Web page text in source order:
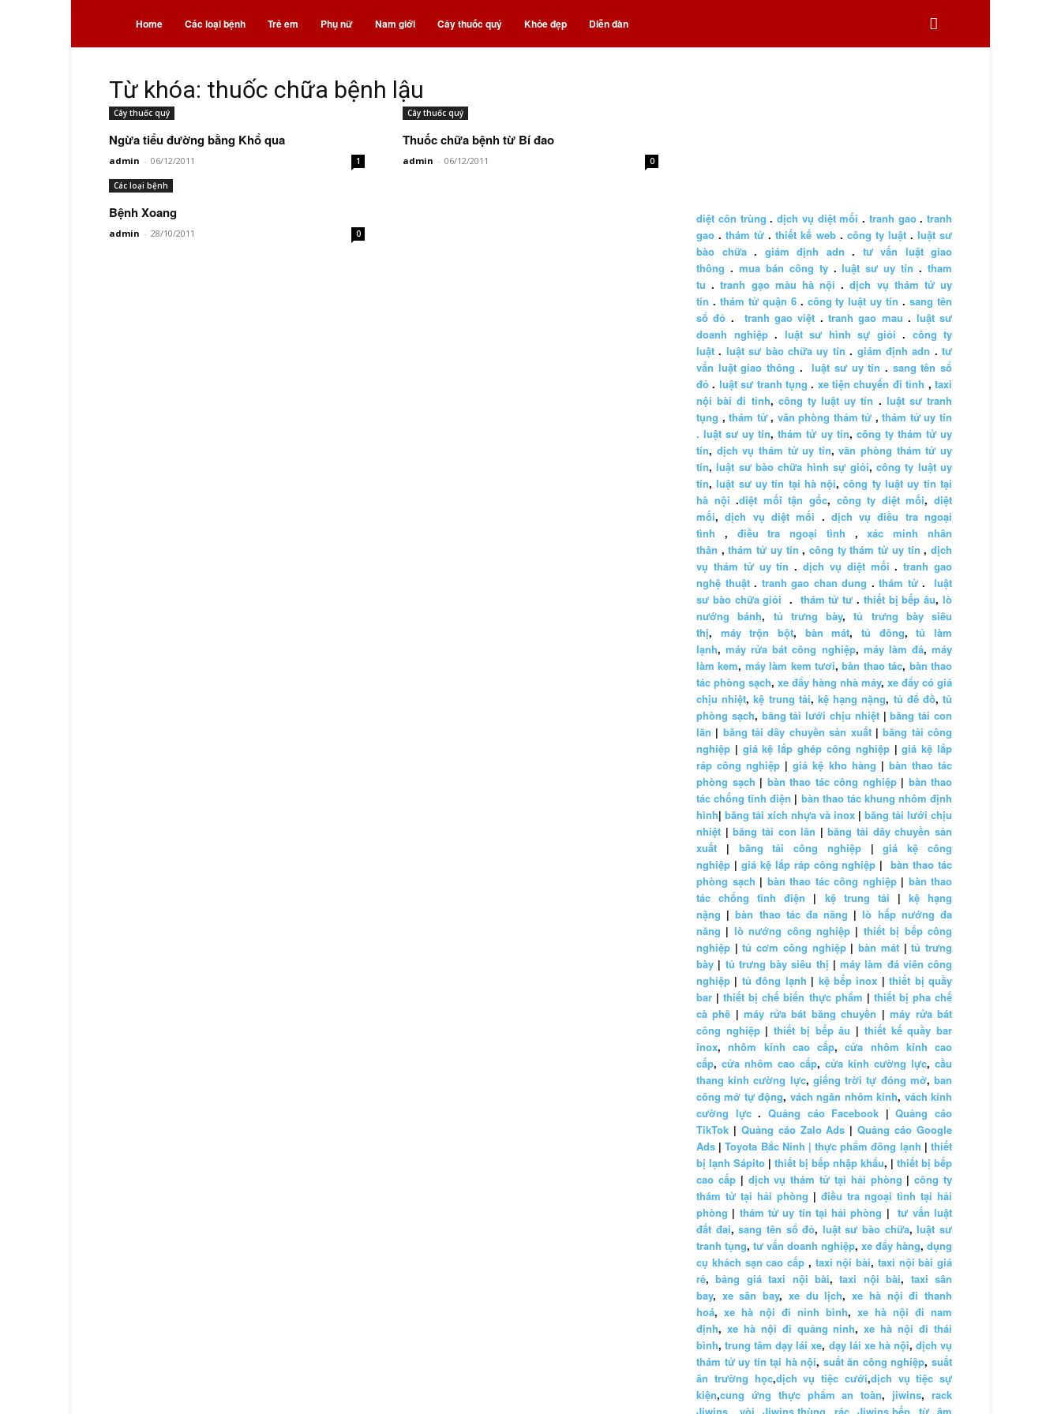
Bệnh
thuốc
Home Các loại bệnh Trẻ em Phụ nữ Nam giới Cây thuốc quý Khỏe đẹp Diễn đàn
Từ khóa: thuốc chữa bệnh lậu
Cây thuốc quý
Ngừa tiểu đường bằng Khổ qua
admin - 06/12/2011 1
Cây thuốc quý
Thuốc chữa bệnh từ Bí đao
admin - 06/12/2011 0
Các loại bệnh
Bệnh Xoang
admin - 28/10/2011 0
diệt côn trùng . dịch vụ diệt mối . tranh gao. tranh
gao .thám tử .thiết kế web. công ty luật.luật sư
bào chữa. giám định adn . tư vấn luật giao
thông . mua bán công ty.luật sư uy tín .tham
tu .tranh gạo màu hà nội .dịch vụ thám tử uy
tín . thám tử quận 6. công ty luật uy tín .sang tên
sổ đỏ . tranh gao việt .tranh gao mau . luật sư
doanh nghiệp. luật sư hình sự giỏi . công ty
luật . luật sư bào chữa uy tín . giám định adn .tư
vấn luật giao thông .luật sư uy tín . sang tên sổ
đỏ . luật sư tranh tụng . xe tiện chuyến đi tỉnh ,taxi
nội bài đi tỉnh, công ty luật uy tín . luật sư tranh
tụng ,thám tử, văn phòng thám tử ,thám tử uy tín
. luật sư uy tín,thám tử uy tín, công ty thám tử uy
tín, dịch vụ thám tử uy tín,văn phòng thám tử uy
tín,luật sư bào chữa hình sự giỏi, công ty luật uy
tín,luật sư uy tín tại hà nội,công ty luật uy tín tại
hà nội.diệt mối tận gốc, công ty diệt mối,diệt
mối,dịch vụ diệt mối . dịch vụ điều tra ngoại
tình , điều tra ngoại tình ,xác minh nhân
thân ,thám tử uy tín ,công ty thám tử uy tín ,dịch
vụ thám tử uy tín .dịch vụ diệt mối .tranh gao
nghệ thuật. tranh gao chan dung . thám tử. luật
sư bào chữa giỏi . thám tử tư . thiết bị bếp âu,lò
nướng bánh, tủ trưng bày,tủ trưng bày siêu
thị, máy trộn bột, bàn mát,tủ đông,tủ làm
lạnh,máy rửa bát công nghiệp, máy làm đá,máy
làm kem, máy làm kem tươi,bàn thao tác, bàn thao
tác phòng sạch, xe đẩy hàng nhà máy, xe đẩy có giá
chịu nhiệt,kệ trung tải, kệ hạng nặng, tủ để đồ,tủ
phòng sạch, băng tải lưới chịu nhiệt|băng tải con
lăn | băng tải dây chuyền sản xuất|băng tải công
nghiệp | giá kệ lắp ghép công nghiệp|giá kệ lắp
ráp công nghiệp |giá kệ kho hàng | bàn thao tác
phòng sạch | bàn thao tác công nghiệp| bàn thao
tác chống tĩnh điện | bàn thao tác khung nhôm định
hình| băng tải xích nhựa và inox | băng tải lưới chịu
nhiệt |băng tải con lăn |băng tải dây chuyền sản
xuất | băng tải công nghiệp|giá kệ công
nghiệp | giá kệ lắp ráp công nghiệp |bàn thao tác
phòng sạch | bàn thao tác công nghiệp| bàn thao
tác chống tĩnh điện | kệ trung tải | kệ hạng
nặng |bàn thao tác đa năng |lò hấp nướng đa
năng | lò nướng công nghiệp | thiết bị bếp công
nghiệp |tủ cơm công nghiệp|bàn mát|tủ trưng
bày | tủ trưng bày siêu thị | máy làm đá viên công
nghiệp | tủ đông lạnh | kệ bếp inox |thiết bị quầy
bar |thiết bị chế biến thực phẩm | thiết bị pha chế
cà phê |máy rửa bát băng chuyền |máy rửa bát
công nghiệp|thiết bị bếp âu | thiết kế quầy bar
inox,nhôm kính cao cấp,cửa nhôm kính cao
cấp, cửa nhôm cao cấp, cửa kính cường lực, cầu
thang kính cường lực, giếng trời tự đóng mở,ban
công mở tự động, vách ngăn nhôm kính, vách kính
cường lực. Quảng cáo Facebook |Quảng cáo
TikTok | Quảng cáo Zalo Ads |Quảng cáo Google
Ads |Toyota Bắc Ninh | thực phẩm đông lạnh |thiết
bị lạnh Sápito | thiết bị bếp nhập khẩu, | thiết bị bếp
cao cấp| dịch vụ thám tử tại hải phòng |công ty
thám tử tại hải phòng | điều tra ngoại tình tại hải
phòng | thám tử uy tín tại hải phòng |tư vấn luật
đất đai,sang tên sổ đỏ, luật sư bào chữa,luật sư
tranh tụng, tư vấn doanh nghiệp, xe đẩy hàng, dụng
cụ khách sạn cao cấp , taxi nội bài, taxi nội bài giá
rẻ,bảng giá taxi nội bài,taxi nội bài, taxi sân
bay, xe sân bay, xe du lịch,xe hà nội đi thanh
hoá, xe hà nội đi ninh bình, xe hà nội đi nam
định, xe hà nội đi quảng ninh,xe hà nội đi thái
bình,trung tâm dạy lái xe, dạy lái xe hà nội, dịch vụ
thám tử uy tín tại hà nội, suất ăn công nghiệp,suất
ăn trường học,dịch vụ tiệc cưới,dịch vụ tiệc sự
kiện,cung ứng thực phẩm an toàn, jiwins,rack